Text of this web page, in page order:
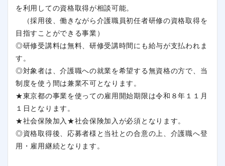
を利用しての資格取得が相談可能。
（採用後、働きながら介護職員初任者研修の資格取得を
目指すことができる事業）
◎研修受講料は無料、研修受講時間にも給与が支払われま
す。
◎対象者は、介護職への就業を希望する無資格の方で、当
制度を使う間は兼業不可となります。
★東京都の事業を使っての雇用開始期限は令和８年１１月
１日となります。
★社会保険加入★社会保険加入が必須となります。
◎資格取得後、応募者様と当社との合意の上、介護職へ登
用・雇用継続となります。